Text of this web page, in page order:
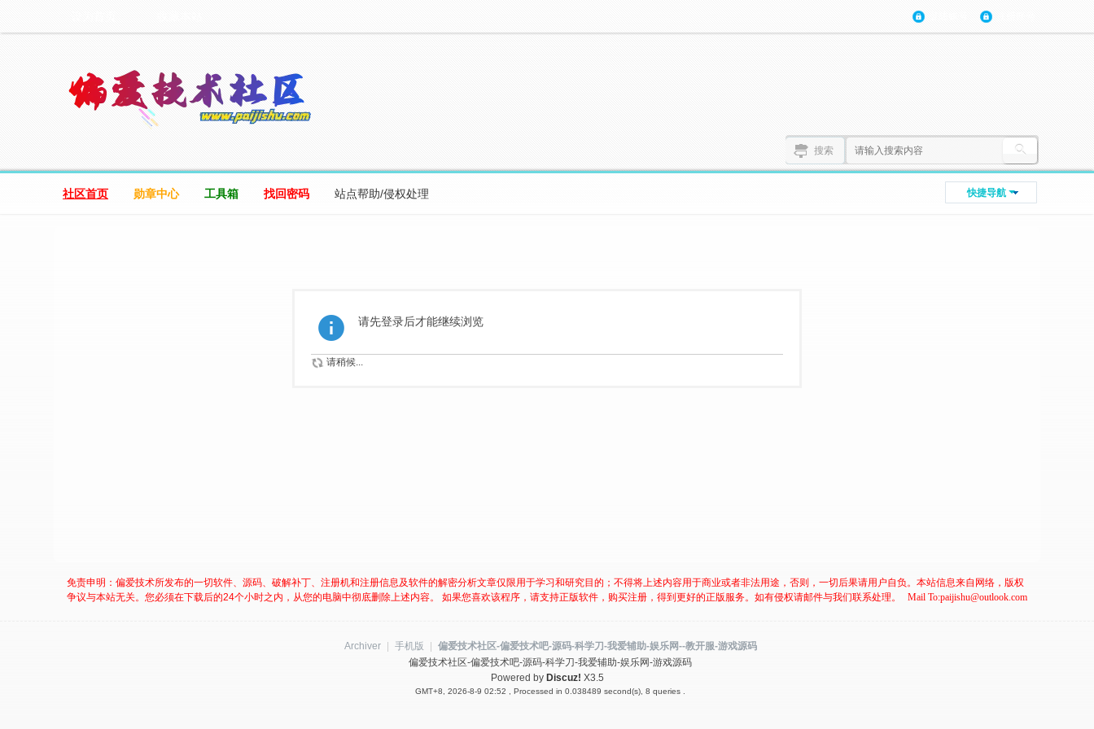
搜索
快捷导航
社区首页 勋章中心 工具箱 找回密码 站点帮助/侵权处理
请先登录后才能继续浏览
请稍候...
免责申明：偏爱技术所发布的一切软件、源码、破解补丁、注册机和注册信息及软件的解密分析文章仅限用于学习和研究目的；不得将上述内容用于商业或者非法用途，否则，一切后果请用户自负。本站信息来自网络，版权
争议与本站无关。您必须在下载后的24个小时之内，从您的电脑中彻底删除上述内容。 如果您喜欢该程序，请支持正版软件，购买注册，得到更好的正版服务。如有侵权请邮件与我们联系处理。
Mail To:paijishu@outlook.com
Archiver 手机版
偏爱技术社区-偏爱技术吧-源码-科学刀-我爱辅助-娱乐网--教开服-游戏源码
偏爱技术社区-偏爱技术吧-源码-科学刀-我爱辅助-娱乐网-游戏源码
Powered by Discuz! X3.5
GMT+8, 2026-8-9 02:52 , Processed in 0.038489 second(s), 8 queries .